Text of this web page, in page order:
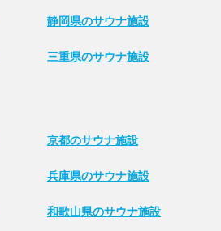
静岡県のサウナ施設
三重県のサウナ施設
京都のサウナ施設
兵庫県のサウナ施設
和歌山県のサウナ施設